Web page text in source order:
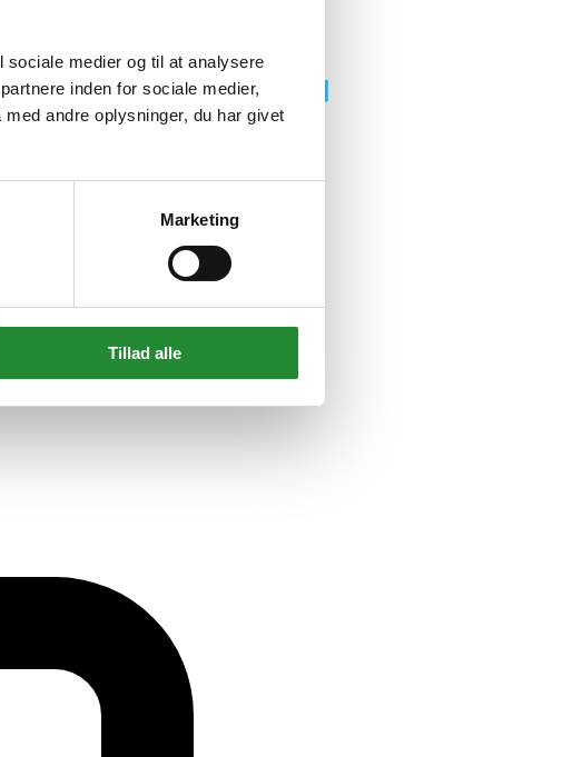
medier og til at analysere
inden for sociale medier,
andre oplysninger, du har givet
Marketing
Tillad alle